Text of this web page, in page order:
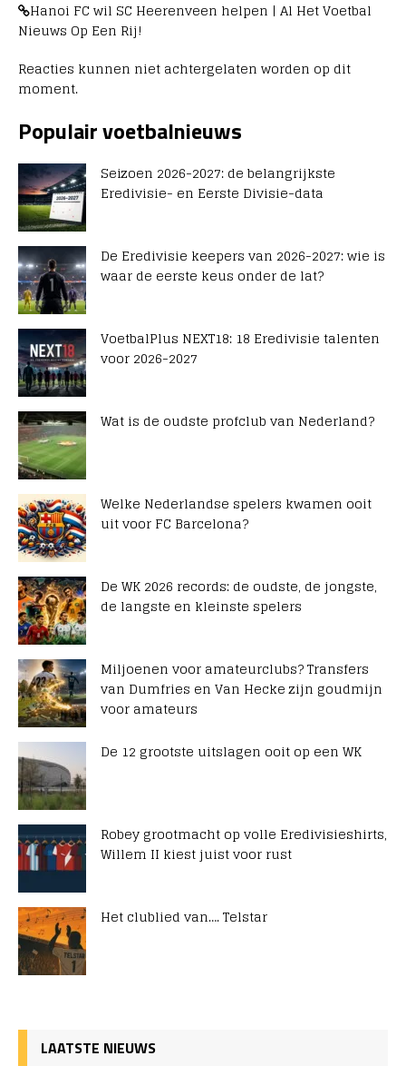
Hanoi FC wil SC Heerenveen helpen | Al Het Voetbal
Nieuws Op Een Rij!
Reacties kunnen niet achtergelaten worden op dit
moment.
Populair voetbalnieuws
Seizoen 2026-2027: de belangrijkste
Eredivisie- en Eerste Divisie-data
De Eredivisie keepers van 2026-2027: wie is
waar de eerste keus onder de lat?
VoetbalPlus NEXT18: 18 Eredivisie talenten
voor 2026-2027
Wat is de oudste profclub van Nederland?
Welke Nederlandse spelers kwamen ooit
uit voor FC Barcelona?
De WK 2026 records: de oudste, de jongste,
de langste en kleinste spelers
Miljoenen voor amateurclubs? Transfers
van Dumfries en Van Hecke zijn goudmijn
voor amateurs
De 12 grootste uitslagen ooit op een WK
Robey grootmacht op volle Eredivisieshirts,
Willem II kiest juist voor rust
Het clublied van…. Telstar
LAATSTE NIEUWS